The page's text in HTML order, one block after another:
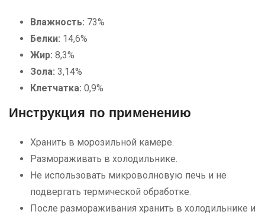
Влажность: 73%
Белки: 14,6%
Жир: 8,3%
Зола: 3,14%
Клетчатка: 0,9%
Инструкция по применению
Хранить в морозильной камере.
Размораживать в холодильнике.
Не использовать микроволновую печь и не
подвергать термической обработке.
После размораживания хранить в холодильнике и